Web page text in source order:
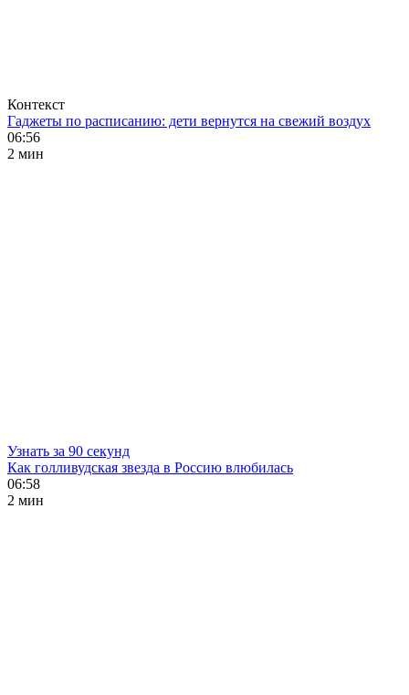
Контекст
Гаджеты по расписанию: дети вернутся на свежий воздух
06:56
2 мин
Узнать за 90 секунд
Как голливудская звезда в Россию влюбилась
06:58
2 мин